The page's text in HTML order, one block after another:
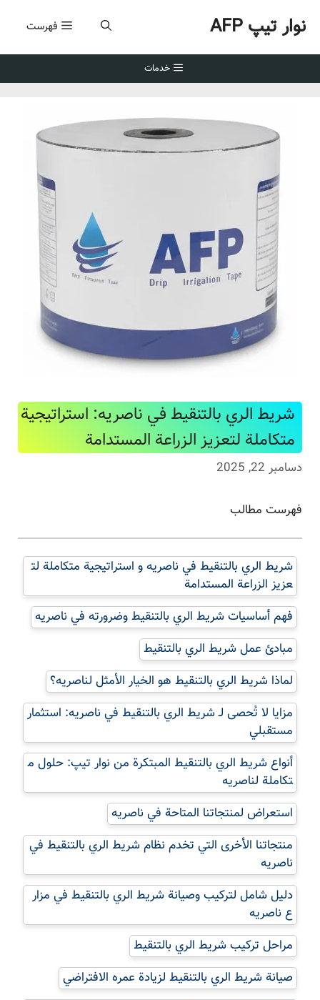
نوار تیپ AFP فهرست
خدمات
شريط الري بالتنقيط في ناصریه: استراتيجية
متكاملة لتعزيز الزراعة المستدامة
دسامبر 22, 2025
فهرست مطالب
شريط الري بالتنقيط في ناصریه و استراتيجية متكاملة لت
عزيز الزراعة المستدامة
فهم أساسيات شريط الري بالتنقيط وضرورته في ناصریه
مبادئ عمل شريط الري بالتنقيط
لماذا شريط الري بالتنقيط هو الخيار الأمثل لناصریه؟
مزايا لا تُحصى لـ شريط الري بالتنقيط في ناصریه: استثمار
مستقبلي
أنواع شريط الري بالتنقيط المبتكرة من نوار تیپ: حلول م
تكاملة لناصریه
استعراض لمنتجاتنا المتاحة في ناصریه
منتجاتنا الأخرى التي تخدم نظام شريط الري بالتنقيط في
ناصریه
دليل شامل لتركيب وصيانة شريط الري بالتنقيط في مزار
ع ناصریه
مراحل تركيب شريط الري بالتنقيط
صيانة شريط الري بالتنقيط لزيادة عمره الافتراضي